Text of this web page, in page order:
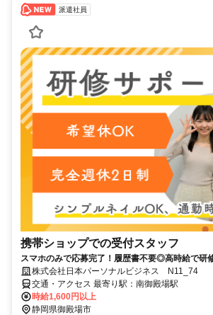
派遣社員
携帯ショップでの受付スタッフ
スマホのみで応募完了！履歴書不要◎高時給で研
株式会社日本パーソナルビジネス N11_74
交通・アクセス 最寄り駅：南御殿場駅
時給1,600円以上
静岡県御殿場市